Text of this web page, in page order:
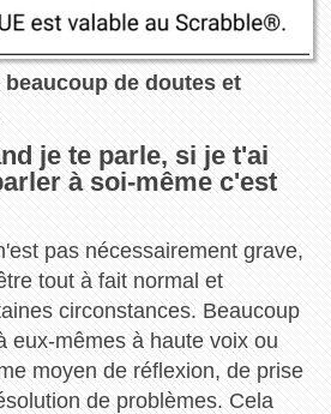
beaucoup de doutes et
je te parle, si je t'ai
à soi-même c'est
pas nécessairement grave,
tout à fait normal et
circonstances. Beaucoup
eux-mêmes à haute voix ou
moyen de réflexion, de prise
de problèmes. Cela